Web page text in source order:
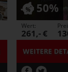
50%
WEITERE
Wert:
261,- €